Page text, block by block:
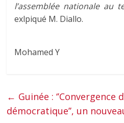
l’assemblée nationale au
exlpiqué M. Diallo.
Mohamed Y
← Guinée : ‘’Convergence
démocratique’’, un